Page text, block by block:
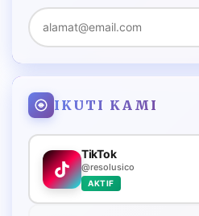
IKUTI KAMI
TikTok
@resolusico
AKTIF